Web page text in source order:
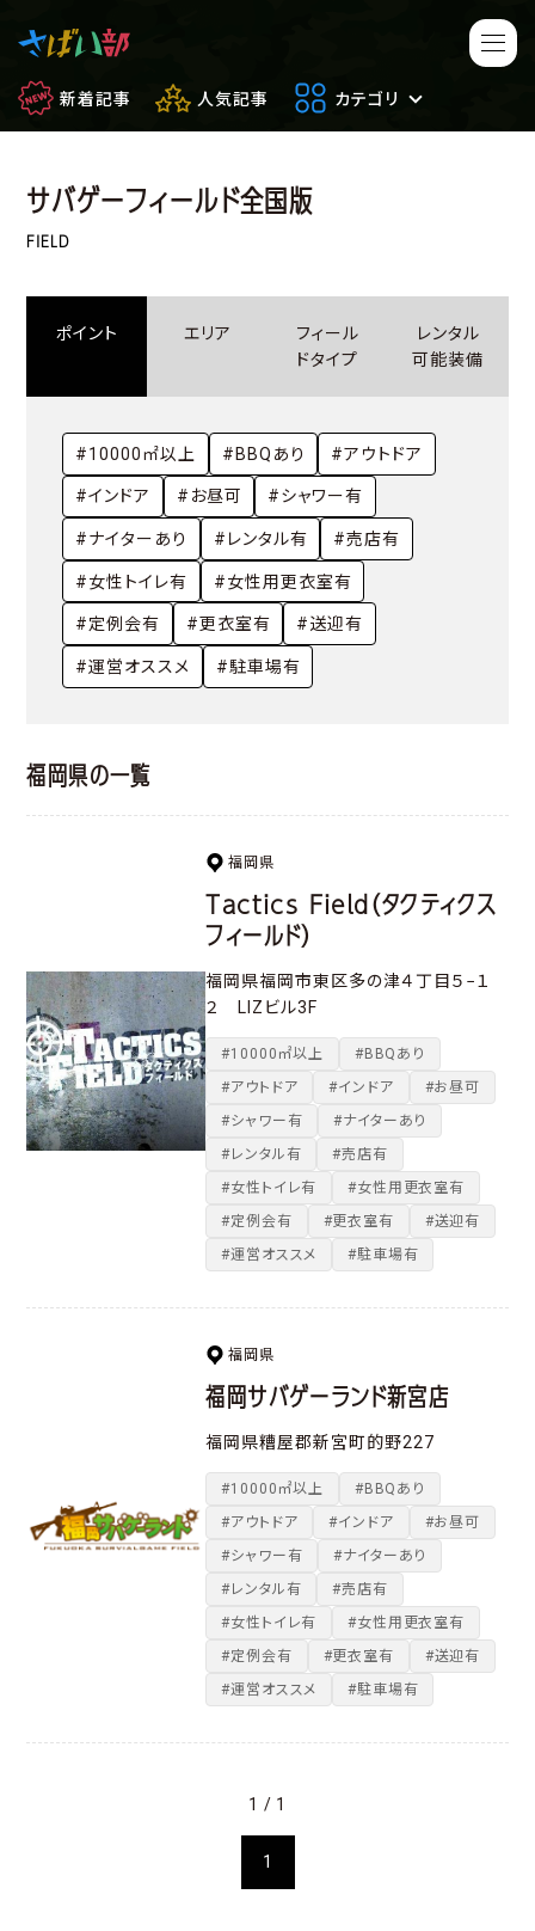
新着記事 人気記事 カテゴリ
マンガ・アニメ
もしもの場合 便利アイテム
フィールドレビュー やってみた
サバゲーフィールド全国版
FIELD
ポイント エリア
フィール
ドタイプ
レンタル
可能装備
#10000㎡以上 #BBQあり #アウトドア
#インドア #お昼可 #シャワー有
#ナイターあり #レンタル有 #売店有
#女性トイレ有 #女性用更衣室有
#定例会有 #更衣室有 #送迎有
#運営オススメ #駐車場有
福岡県の一覧
福岡県
Tactics Field（タクティクス
フィールド）
福岡県福岡市東区多の津４丁目５−１
２ LIZビル3F
#10000㎡以上
#BBQあり
#アウトドア
#インドア
#お昼可
#シャワー有
#ナイターあり
#レンタル有
#売店有
#女性トイレ有
#女性用更衣室有
#定例会有
#更衣室有
#送迎有
#運営オススメ
#駐車場有
福岡県
福岡サバゲーランド新宮店
福岡県糟屋郡新宮町的野227
#10000㎡以上
#BBQあり
#アウトドア
#インドア
#お昼可
#シャワー有
#ナイターあり
#レンタル有
#売店有
#女性トイレ有
#女性用更衣室有
#定例会有
#更衣室有
#送迎有
#運営オススメ
#駐車場有
1 / 1
1